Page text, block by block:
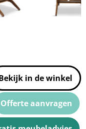
in de winkel
Offerte aanvragen